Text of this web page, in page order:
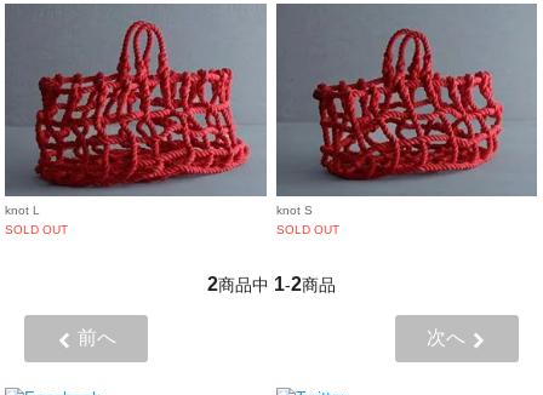
knot L
SOLD OUT
knot S
SOLD OUT
2商品中 1-2商品
前へ 次へ